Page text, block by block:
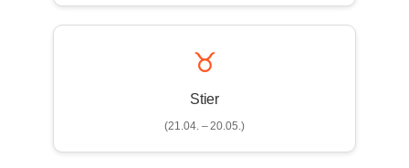
♉
Stier
(21.04. – 20.05.)